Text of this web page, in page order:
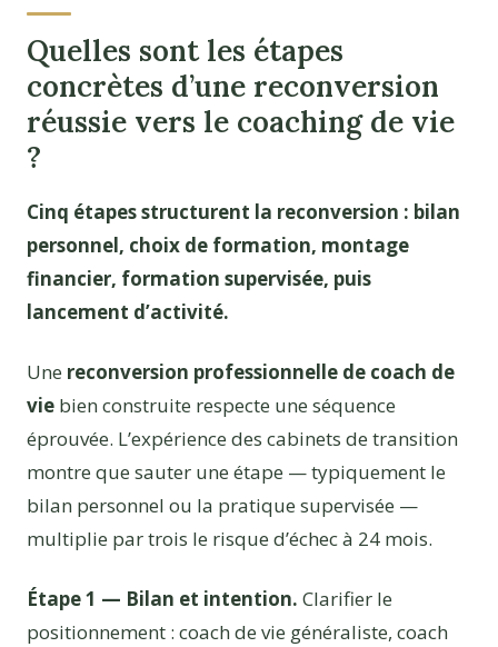
Quelles sont les étapes
concrètes d’une reconversion
réussie vers le coaching de vie
?
Cinq étapes structurent la reconversion : bilan
personnel, choix de formation, montage
financier, formation supervisée, puis
lancement d’activité.
Une reconversion professionnelle de coach de
vie bien construite respecte une séquence
éprouvée. L’expérience des cabinets de transition
montre que sauter une étape — typiquement le
bilan personnel ou la pratique supervisée —
multiplie par trois le risque d’échec à 24 mois.
Étape 1 — Bilan et intention. Clarifier le
positionnement : coach de vie généraliste, coach